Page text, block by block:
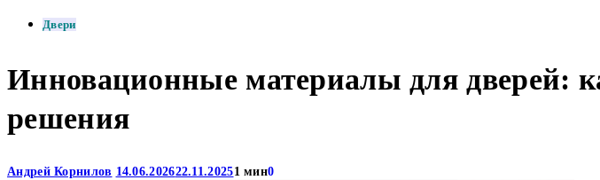
Двери
Инновационные материалы для дверей:
решения
Андрей Корнилов 14.06.202622.11.20251 мин0